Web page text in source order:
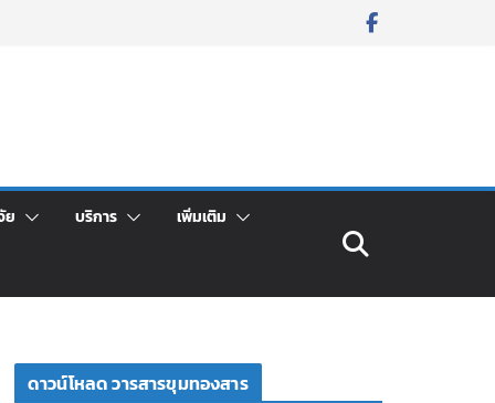
ย บริการ เพิ่มเติม
ดาวน์โหลด วารสารขุมทองสาร